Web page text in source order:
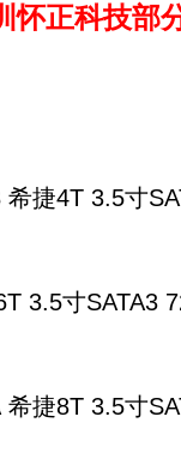
怀正科技部
希捷4T 3.5寸
3.5寸SATA3
希捷8T 3.5寸